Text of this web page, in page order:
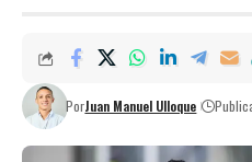
PorJuan Manuel Ulloque